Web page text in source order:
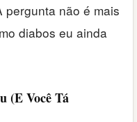
não é mais
diabos eu ainda
(E Você Tá